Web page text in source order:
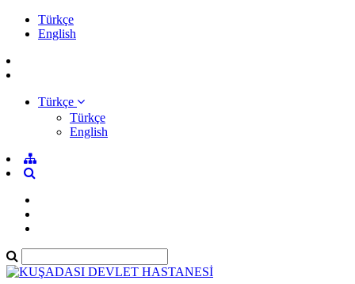
Türkçe
English
Türkçe
Türkçe
English